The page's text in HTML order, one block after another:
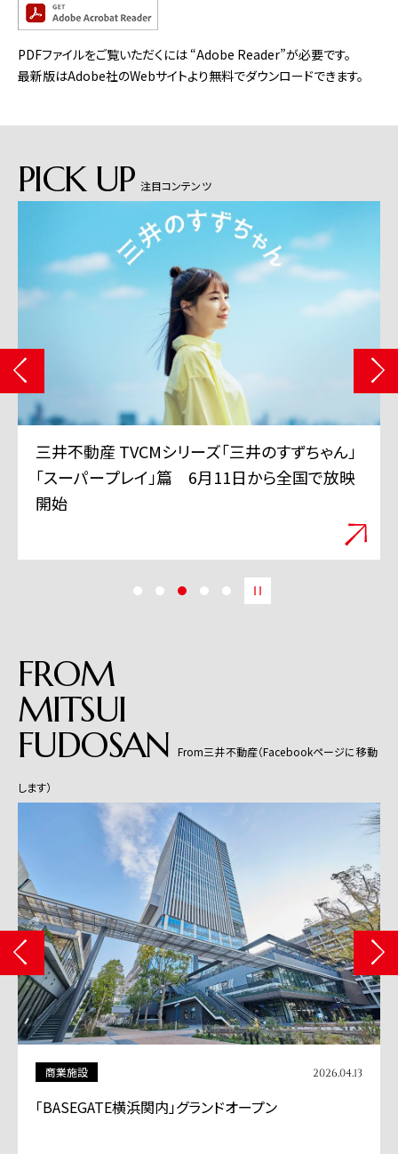
PDFファイルをご覧いただくには “Adobe Reader”が必要です。
最新版はAdobe社のWebサイトより無料でダウンロードできます。
PICK UP 注目コンテンツ
三井不動産 TVCMシリーズ「三井のすずちゃん」
「スーパープレイ」篇 6月11日から全国で放映
開始
FROM
MITSUI
FUDOSAN From三井不動産（Facebookページに移動
します）
商業施設 2026.04.13
「BASEGATE横浜関内」グランドオープン